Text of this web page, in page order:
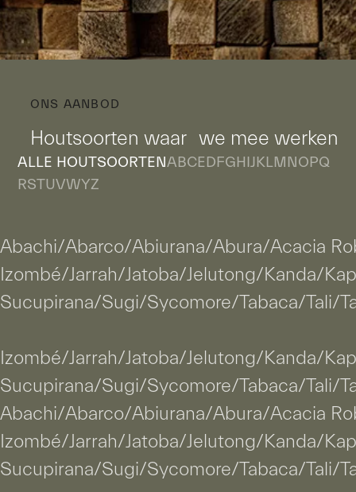
ONS AANBOD
Houtsoorten waar we mee werken
ALLE HOUTSOORTENABCEDFGHIJKLMNOPQ
RSTUVWYZ
Abachi/Abarco/Abiurana/Abura/Acacia
Izombé/Jarrah/Jatoba/Jelutong/Kanda/
Sucupirana/Sugi/Sycomore/Tabaca/Tali/
Izombé/Jarrah/Jatoba/Jelutong/Kanda/
Sucupirana/Sugi/Sycomore/Tabaca/Tali/
Abachi/Abarco/Abiurana/Abura/Acacia
Izombé/Jarrah/Jatoba/Jelutong/Kanda/
Sucupirana/Sugi/Sycomore/Tabaca/Tali/